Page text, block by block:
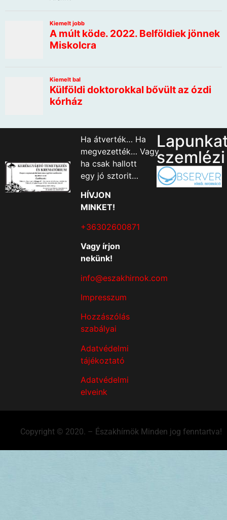
Ha átverték… Ha
megvezették… Vagy
ha csak hallott
egy jó sztorit…
HÍVJON
MINKET!
+36302600871
Vagy írjon
nekünk!
info@eszakhirnok.com
Impresszum
Hozzászólás
szabályai
Adatvédelmi
tájékoztató
Adatvédelmi
elveink
szemlézi
Copyright © 2020. – Északhírnök Minden jog fenntartva!